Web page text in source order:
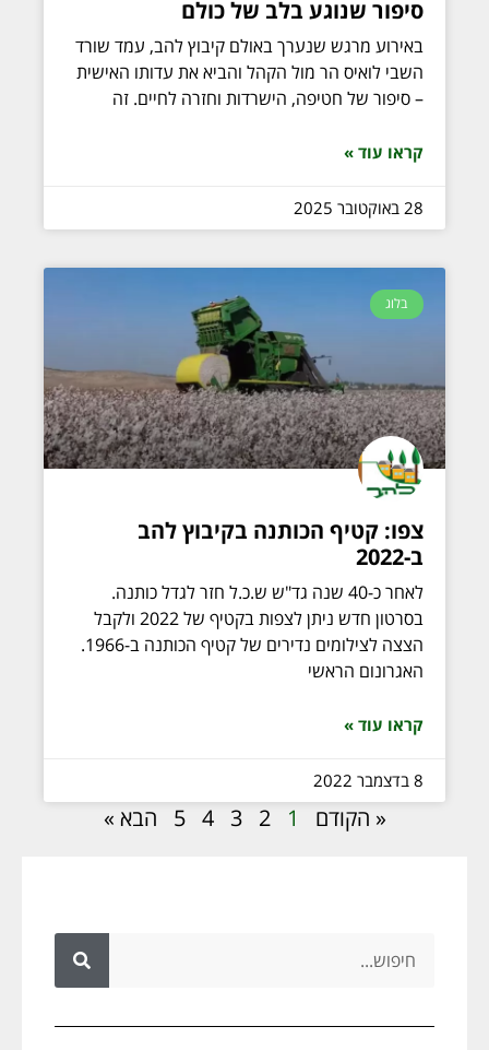
סיפור שנוגע בלב של כולם
באירוע מרגש שנערך באולם קיבוץ להב, עמד שורד
השבי לואיס הר מול הקהל והביא את עדותו האישית
– סיפור של חטיפה, הישרדות וחזרה לחיים. זה
קראו עוד »
28 באוקטובר 2025
בלוג
צפו: קטיף הכותנה בקיבוץ להב
ב-2022
לאחר כ-40 שנה גד"ש ש.כ.ל חזר לגדל כותנה.
בסרטון חדש ניתן לצפות בקטיף של 2022 ולקבל
הצצה לצילומים נדירים של קטיף הכותנה ב-1966.
האגרונום הראשי
קראו עוד »
8 בדצמבר 2022
« הקודם 1
2
3
4
5 הבא »